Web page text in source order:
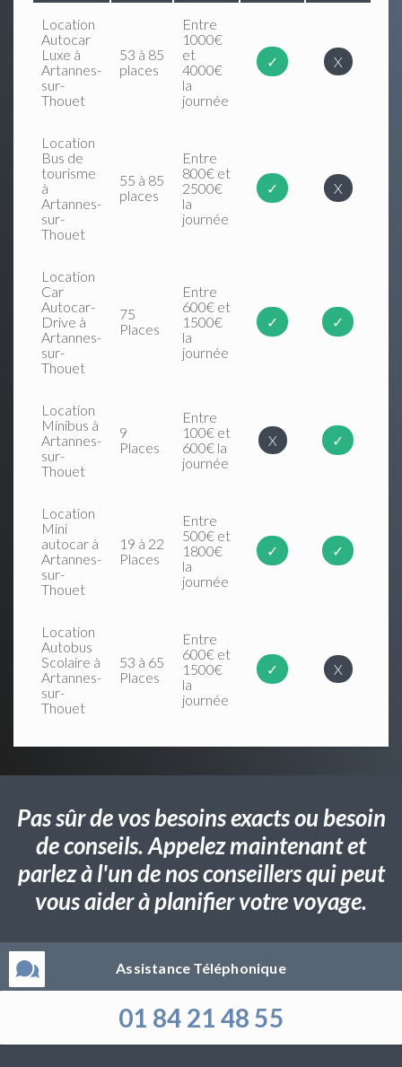
Location
Autocar
Luxe à
Artannes-
sur-
Thouet
53 à 85
places
Entre
1000€
et
4000€
la
journée
✓ X
Location
Bus de
tourisme
à
Artannes-
sur-
Thouet
55 à 85
places
Entre
800€ et
2500€
la
journée
✓ X
Location
Car
Autocar-
Drive à
Artannes-
sur-
Thouet
75
Places
Entre
600€ et
1500€
la
journée
✓ ✓
Location
Minibus à
Artannes-
sur-
Thouet
9
Places
Entre
100€ et
600€ la
journée
X ✓
Location
Mini
autocar à
Artannes-
sur-
Thouet
19 à 22
Places
Entre
500€ et
1800€
la
journée
✓ ✓
Location
Autobus
Scolaire à
Artannes-
sur-
Thouet
53 à 65
Places
Entre
600€ et
1500€
la
journée
✓ X
Pas sûr de vos besoins exacts ou besoin
de conseils. Appelez maintenant et
parlez à l'un de nos conseillers qui peut
vous aider à planifier votre voyage.
Assistance Téléphonique
01 84 21 48 55